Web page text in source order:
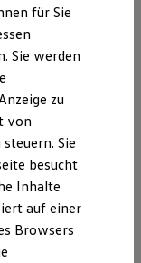
Updatesab
für Sie
Sie werden
zu
von
Sie
besucht
Inhalte
auf einer
Browsers